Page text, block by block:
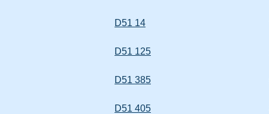
D51 14
D51 125
D51 385
D51 405